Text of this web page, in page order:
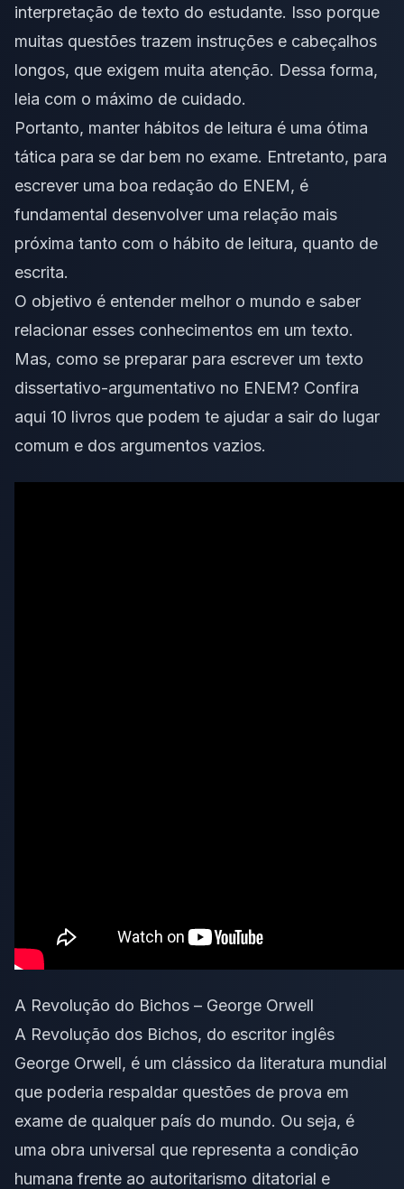
interpretação de texto do estudante. Isso porque
muitas questões trazem instruções e cabeçalhos
longos, que exigem muita atenção. Dessa forma,
leia com o máximo de cuidado.
Portanto, manter hábitos de leitura é uma ótima
tática para se dar bem no exame. Entretanto, para
escrever uma boa redação do ENEM, é
fundamental desenvolver uma relação mais
próxima tanto com o hábito de leitura, quanto de
escrita.
O objetivo é entender melhor o mundo e saber
relacionar esses conhecimentos em um texto.
Mas, como se preparar para escrever um texto
dissertativo-argumentativo no ENEM? Confira
aqui 10 livros que podem te ajudar a sair do lugar
comum e dos argumentos vazios.
A Revolução do Bichos – George Orwell
A Revolução dos Bichos, do escritor inglês
George Orwell, é um clássico da literatura mundial
que poderia respaldar questões de prova em
exame de qualquer país do mundo. Ou seja, é
uma obra universal que representa a condição
humana frente ao autoritarismo ditatorial e